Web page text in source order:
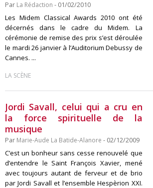
Par La Rédaction - 01/02/2010
Les Midem Classical Awards 2010 ont été
décernés dans le cadre du Midem. La
cérémonie de remise des prix s’est déroulée
le mardi 26 janvier à l’Auditorium Debussy de
Cannes. ...
LA SCÈNE
Jordi Savall, celui qui a cru en
la force spirituelle de la
musique
Par Marie-Aude La Batide-Alanore - 02/12/2009
C’est un bonheur sans cesse renouvelé que
d’entendre le Saint François Xavier, mené
avec toujours autant de ferveur et de brio
par Jordi Savall et l’ensemble Hespèrion XXI.